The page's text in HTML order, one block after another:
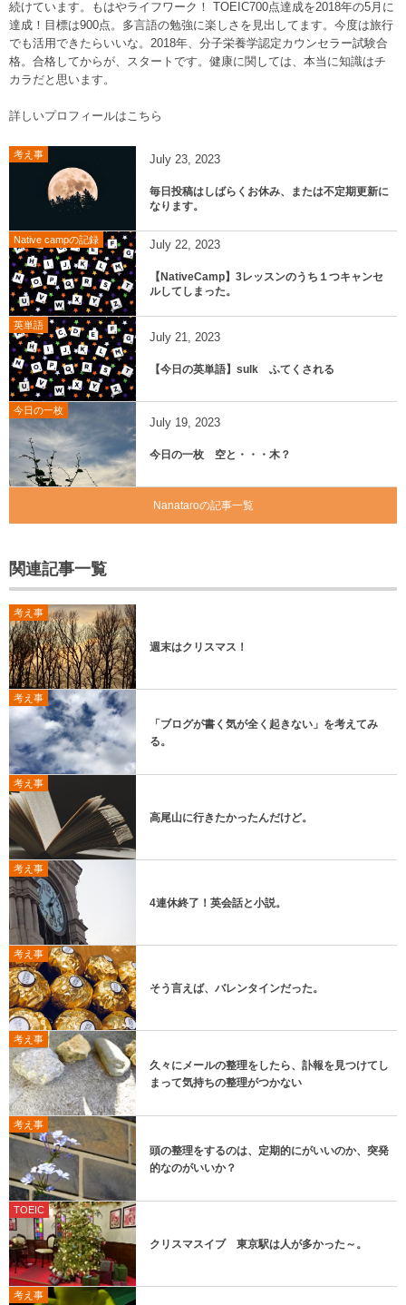
続けています。もはやライフワーク！ TOEIC700点達成を2018年の5月に
達成！目標は900点。多言語の勉強に楽しさを見出してます。今度は旅行
でも活用できたらいいな。2018年、分子栄養学認定カウンセラー試験合
格。合格してからが、スタートです。健康に関しては、本当に知識はチ
カラだと思います。
詳しいプロフィールはこちら
考え事 July 23, 2023
毎日投稿はしばらくお休み、または不定期更新に
なります。
Native campの記録 July 22, 2023
【NativeCamp】3レッスンのうち１つキャンセ
ルしてしまった。
英単語
July 21, 2023
【今日の英単語】sulk ふてくされる
今日の一枚
July 19, 2023
今日の一枚 空と・・・木？
Nanataroの記事一覧
関連記事一覧
考え事
週末はクリスマス！
考え事
「ブログが書く気が全く起きない」を考えてみ
る。
考え事
高尾山に行きたかったんだけど。
考え事
4連休終了！英会話と小説。
考え事
そう言えば、バレンタインだった。
考え事
久々にメールの整理をしたら、訃報を見つけてし
まって気持ちの整理がつかない
考え事
頭の整理をするのは、定期的にがいいのか、突発
的なのがいいか？
TOEIC
クリスマスイブ 東京駅は人が多かった～。
考え事